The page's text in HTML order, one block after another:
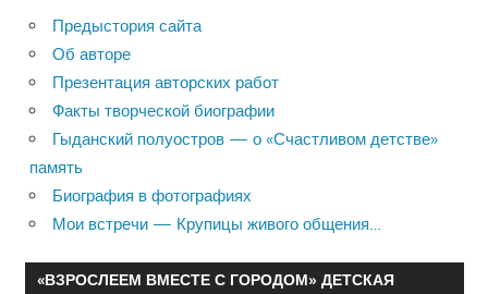
Предыстория сайта
Об авторе
Презентация авторских работ
Факты творческой биографии
Гыданский полуостров — о «Счастливом детстве»
память
Биография в фотографиях
Мои встречи — Крупицы живого общения…
«ВЗРОСЛЕЕМ ВМЕСТЕ С ГОРОДОМ» ДЕТСКАЯ